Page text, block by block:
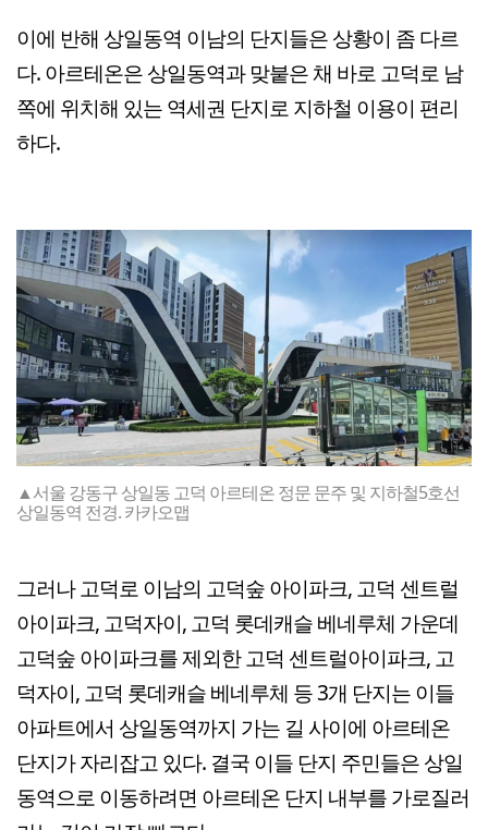
이에 반해 상일동역 이남의 단지들은 상황이 좀 다르
다. 아르테온은 상일동역과 맞붙은 채 바로 고덕로 남
쪽에 위치해 있는 역세권 단지로 지하철 이용이 편리
하다.
▲서울 강동구 상일동 고덕 아르테온 정문 문주 및 지하철5호선
상일동역 전경. 카카오맵
그러나 고덕로 이남의 고덕숲 아이파크, 고덕 센트럴
아이파크, 고덕자이, 고덕 롯데캐슬 베네루체 가운데
고덕숲 아이파크를 제외한 고덕 센트럴아이파크, 고
덕자이, 고덕 롯데캐슬 베네루체 등 3개 단지는 이들
아파트에서 상일동역까지 가는 길 사이에 아르테온
단지가 자리잡고 있다. 결국 이들 단지 주민들은 상일
동역으로 이동하려면 아르테온 단지 내부를 가로질러